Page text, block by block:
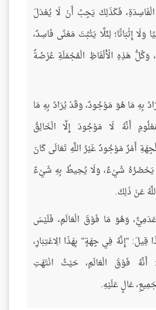
فَكَذَلِكَ يَجِبُ أَنْ لَا يُعْدَلَ
وَلَا إِثْبَاتًا؛ لِئَلَّا يَثْبُتَ مَعْنًى فَاسِدٌ،
هَذِهِ الْأَلْفَاظِ الْمُجْمَلَةِ عُرْضَةٌ
بِهِ مَا هُوَ مَوْجُودٌ، وَقَدْ يُرَادُ بِهِ مَا
أَنَّهُ لَا مَوْجُودَ إِلَّا الْخَالِقُ
أَمْرٌ مَوْجُودٌ غَيْرُ اللَّهِ تَعَالَى كَانَ
لَا يَحْصُرُهُ شَيْءٌ، وَلَا يُحِيطُ بِهِ شَيْءٌ
عَنْ ذَلِكَ.
وَهُوَ مَا فَوْقَ الْعَالَمِ، فَلَيْسَ
قِيلَ: "إِنَّهُ فِي جِهَةٍ" بِهَذَا الِاعْتِبَارِ،
فَوْقَ الْعَالَمِ، حَيْثُ انْتَهَتِ
عَالٍ عَلَيْهِ.